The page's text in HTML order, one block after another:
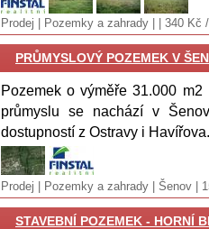
Prodej | Pozemky a zahrady | | 340 Kč
PRŮMYSLOVÝ POZEMEK V
Pozemek o výměře 31.000
průmyslu se nachází v
dostupností z Ostravy i
Prodej | Pozemky a zahrady | Šenov |
STAVEBNÍ POZEMEK - HORNÍ